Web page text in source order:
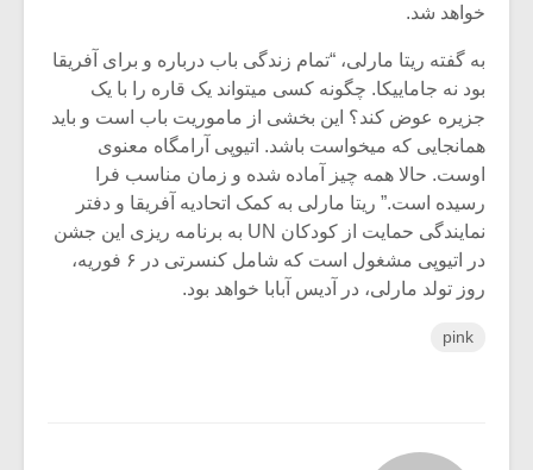
خواهد شد.
به گفته ریتا مارلی، “تمام زندگی باب درباره و برای آفریقا
بود نه جاماییکا. چگونه کسی میتواند یک قاره را با یک
جزیره عوض کند؟ این بخشی از ماموریت باب است و باید
همانجایی که میخواست باشد. اتیوپی آرامگاه معنوی
اوست. حالا همه چیز آماده شده و زمان مناسب فرا
رسیده است.” ریتا مارلی به کمک اتحادیه آفریقا و دفتر
نمایندگی حمایت از کودکان UN به برنامه ریزی این جشن
در اتیوپی مشغول است که شامل کنسرتی در ۶ فوریه،
روز تولد مارلی، در آدیس آبابا خواهد بود.
pink